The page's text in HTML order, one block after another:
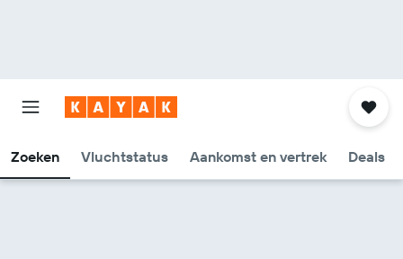
Zoeken Vluchtstatus Aankomst en vertrek Deals